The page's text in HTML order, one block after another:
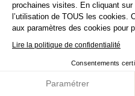
prochaines visites. En cliquant
l’utilisation de TOUS les cookies.
aux paramètres des cookies pour
Lire la politique de confidentialité
Consentements
Paramétrer